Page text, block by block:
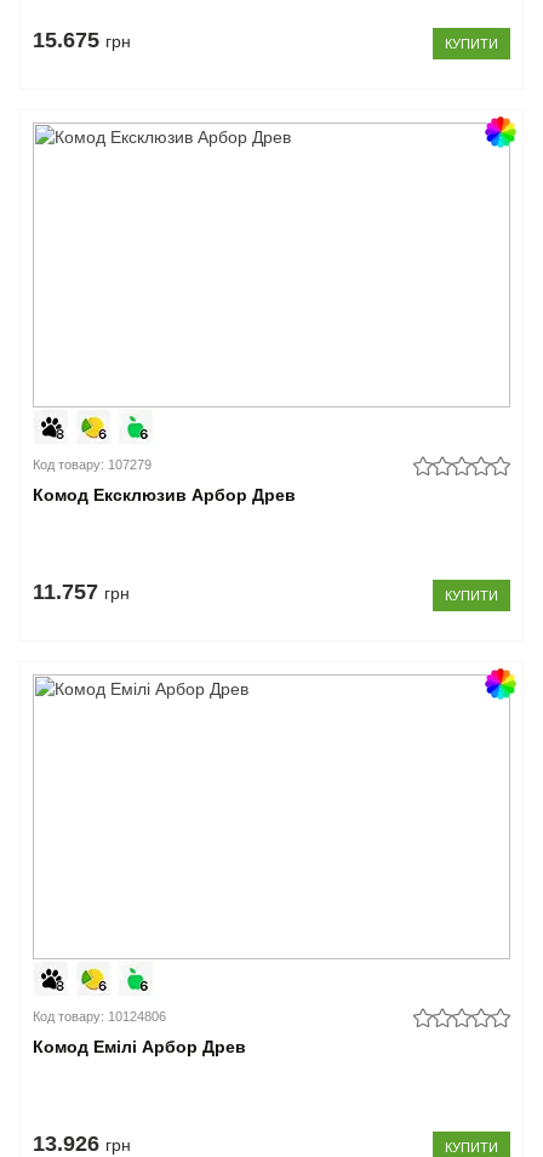
15.675 грн КУПИТИ
Код товару: 107279
Комод Ексклюзив Арбор Древ
11.757 грн КУПИТИ
Код товару: 10124806
Комод Емілі Арбор Древ
13.926 грн КУПИТИ